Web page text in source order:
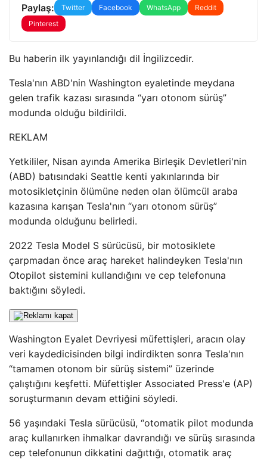
Paylaş: Twitter Facebook WhatsApp
Reddit
Pinterest
Bu haberin ilk yayınlandığı dil İngilizcedir.
Tesla'nın ABD'nin Washington eyaletinde meydana
gelen trafik kazası sırasında “yarı otonom sürüş”
modunda olduğu bildirildi.
REKLAM
Yetkililer, Nisan ayında Amerika Birleşik Devletleri'nin
(ABD) batısındaki Seattle kenti yakınlarında bir
motosikletçinin ölümüne neden olan ölümcül araba
kazasına karışan Tesla'nın “yarı otonom sürüş”
modunda olduğunu belirledi.
2022 Tesla Model S sürücüsü, bir motosiklete
çarpmadan önce araç hareket halindeyken Tesla'nın
Otopilot sistemini kullandığını ve cep telefonuna
baktığını söyledi.
Washington Eyalet Devriyesi müfettişleri, aracın olay
veri kaydedicisinden bilgi indirdikten sonra Tesla'nın
“tamamen otonom bir sürüş sistemi” üzerinde
çalıştığını keşfetti. Müfettişler Associated Press'e (AP)
soruşturmanın devam ettiğini söyledi.
56 yaşındaki Tesla sürücüsü, “otomatik pilot modunda
araç kullanırken ihmalkar davrandığı ve sürüş sırasında
cep telefonunun dikkatini dağıttığı, otomatik araç